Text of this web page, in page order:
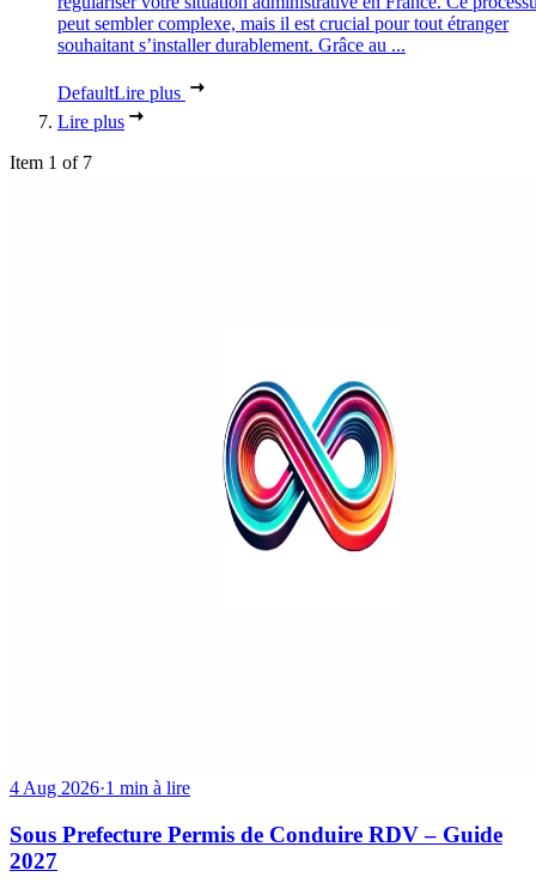
peut sembler complexe, mais il est crucial pour tout étranger
souhaitant s’installer durablement. Grâce au ...
DefaultLire plus
Lire plus
Item 1 of 7
4 Aug 2026·1 min à lire
Sous Prefecture Permis de Conduire RDV – Guide
2027